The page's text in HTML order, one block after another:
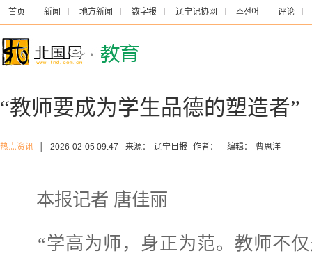
首页 新闻 地方新闻 数字报 辽宁记协网 조선어 评论
“教师要成为学生品德的塑造者”
热点资讯 2026-02-05 09:47 来源： 辽宁日报 作者： 编辑： 曹思洋
本报记者 唐佳丽
“学高为师，身正为范。教师不仅